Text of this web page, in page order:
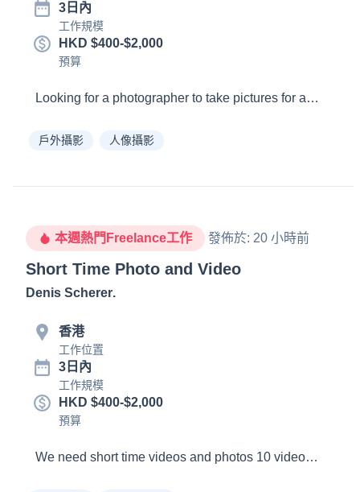
3日內
工作規模
HKD $400-$2,000
預算
Looking for a photographer to take pictures for
戶外攝影 人像攝影
本週熱門Freelance工作 發佈於: 20 小時前
Short Time Photo and Video
Denis Scherer.
香港
工作位置
3日內
工作規模
HKD $400-$2,000
預算